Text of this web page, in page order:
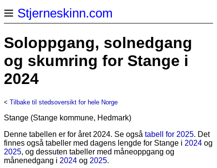
Stjerneskinn.com
Soloppgang, solnedgang
og skumring for Stange i
2024
< Tilbake til stedsoversikt for hele Norge
Stange (Stange kommune, Hedmark)
Denne tabellen er for året 2024. Se også tabell for 2025. Det
finnes også tabeller med dagens lengde for Stange i 2024 og
2025, og dessuten tabeller med måneoppgang og
månenedgang i 2024 og 2025.